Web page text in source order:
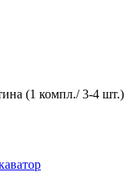
(1 компл./ 3-4 шт.)